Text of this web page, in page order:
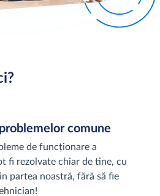
comune
de funcționare a
fi rezolvate chiar de tine, cu
partea noastră, fără să fie